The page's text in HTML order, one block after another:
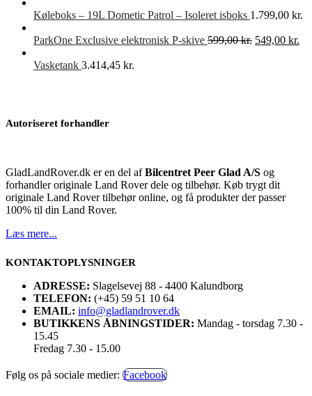
Køleboks – 19L Dometic Patrol – Isoleret isboks 1.799,00 kr.
ParkOne Exclusive elektronisk P-skive 599,00kr. Den
549,00 kr.
Vasketank 3.414,45 kr.
Autoriseret forhandler
GladLandRover.dk er en del afBilcentret Peer Glad A/S og
forhandler originale Land Rover dele og tilbehør. Køb trygt dit
originale Land Rover tilbehør online, og få produkter der passer
100% til din Land Rover.
Læs mere...
KONTAKTOPLYSNINGER
ADRESSE: Slagelsevej 88 - 4400 Kalundborg
TELEFON: (+45) 59 51 10 64
EMAIL: info@gladlandrover.dk
BUTIKKENS ÅBNINGSTIDER: Mandag - torsdag 7.30 -
15.45
Fredag 7.30 - 15.00
Følg os på sociale medier: Facebook